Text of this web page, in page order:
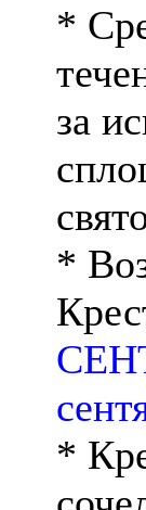
*
за
*
*